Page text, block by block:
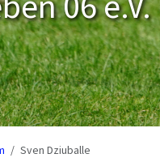
Sven Dziuballe